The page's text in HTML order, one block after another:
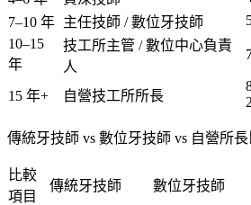
7–10 年 主任技師 / 數位牙技師
10–15
年
技工所主管 / 數位中心負責
人
15 年+ 自營技工所所長
傳統牙技師 vs 數位牙技師 vs 自營所長
比較
項目
傳統牙技師 數位牙技師